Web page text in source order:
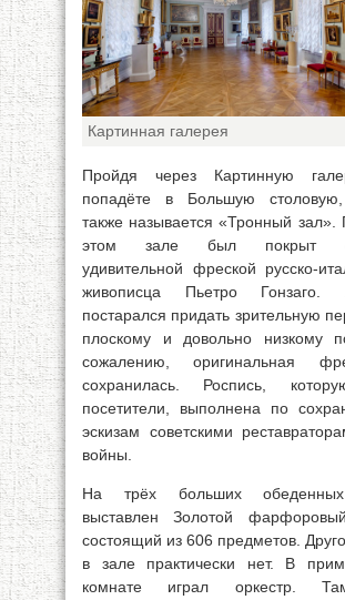
Картинная галерея
Пройдя через Картинную
попадёте в Большую столовую,
также называется «Тронный зал».
этом зале был покрыт
удивительной фреской русско-
живописца Пьетро Гонзаго.
постарался придать зрительную
плоскому и довольно низкому
сожалению, оригинальная
сохранилась. Роспись,
посетители, выполнена по
эскизам советскими
войны.
На трёх больших
выставлен Золотой
состоящий из 606 предметов.
в зале практически нет. В
комнате играл оркестр.